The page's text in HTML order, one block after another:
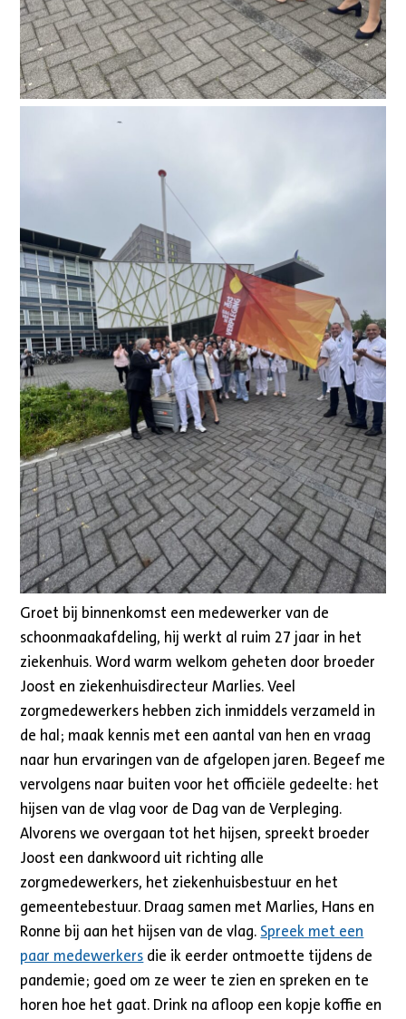
Groet bij binnenkomst een medewerker van de
schoonmaakafdeling, hij werkt al ruim 27 jaar in het
ziekenhuis. Word warm welkom geheten door broeder
Joost en ziekenhuisdirecteur Marlies. Veel
zorgmedewerkers hebben zich inmiddels verzameld in
de hal; maak kennis met een aantal van hen en vraag
naar hun ervaringen van de afgelopen jaren. Begeef me
vervolgens naar buiten voor het officiële gedeelte: het
hijsen van de vlag voor de Dag van de Verpleging.
Alvorens we overgaan tot het hijsen, spreekt broeder
Joost een dankwoord uit richting alle
zorgmedewerkers, het ziekenhuisbestuur en het
gemeentebestuur. Draag samen met Marlies, Hans en
Ronne bij aan het hijsen van de vlag. Spreek met een
paar medewerkers die ik eerder ontmoette tijdens de
pandemie; goed om ze weer te zien en spreken en te
horen hoe het gaat. Drink na afloop een kopje koffie en